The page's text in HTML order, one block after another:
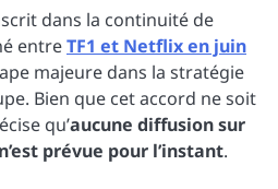
dans la continuité de
entreTF1 et Netflix en juin
majeure dans la stratégie
Bien que cet accord ne soit
qu’aucune diffusion sur
prévue pour l’instant.